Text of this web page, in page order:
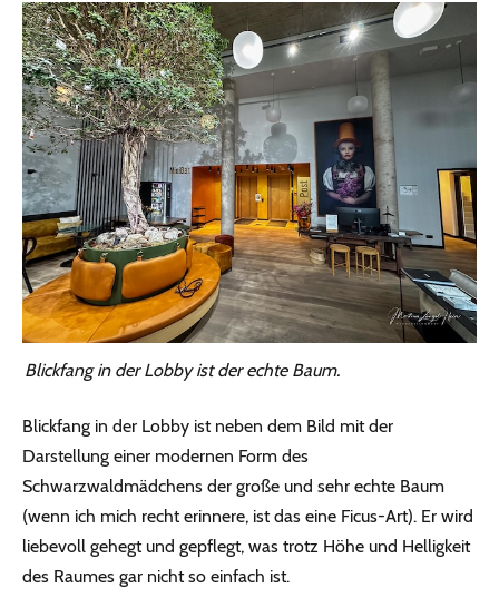
Blickfang in der Lobby ist der echte Baum.
Blickfang in der Lobby ist neben dem Bild mit der
Darstellung einer modernen Form des
Schwarzwaldmädchens der große und sehr echte Baum
(wenn ich mich recht erinnere, ist das eine Ficus-Art). Er wird
liebevoll gehegt und gepflegt, was trotz Höhe und Helligkeit
des Raumes gar nicht so einfach ist.